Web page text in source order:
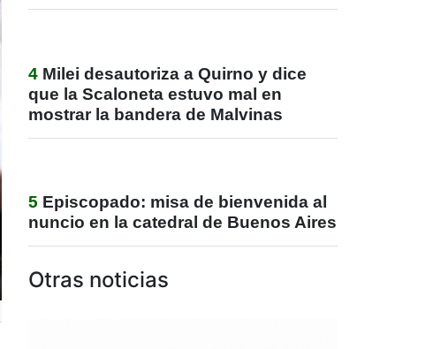
4 Milei desautoriza a Quirno y dice
que la Scaloneta estuvo mal en
mostrar la bandera de Malvinas
5 Episcopado: misa de bienvenida al
nuncio en la catedral de Buenos Aires
Otras noticias